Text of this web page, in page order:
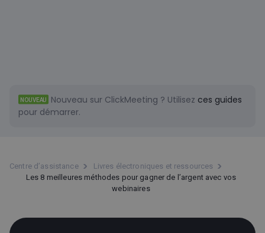
NOUVEAU Nouveau sur ClickMeeting ? Utilisez ces guides
pour démarrer.
Centre d’assistance
Livres électroniques et ressources
Les 8 meilleures méthodes pour gagner de l’argent avec vos
webinaires